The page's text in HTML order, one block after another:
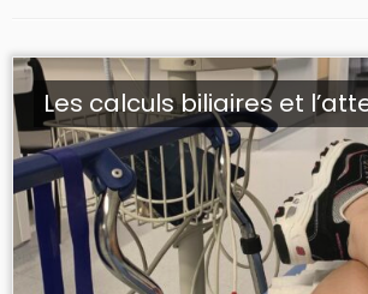
Les calculs biliaires et